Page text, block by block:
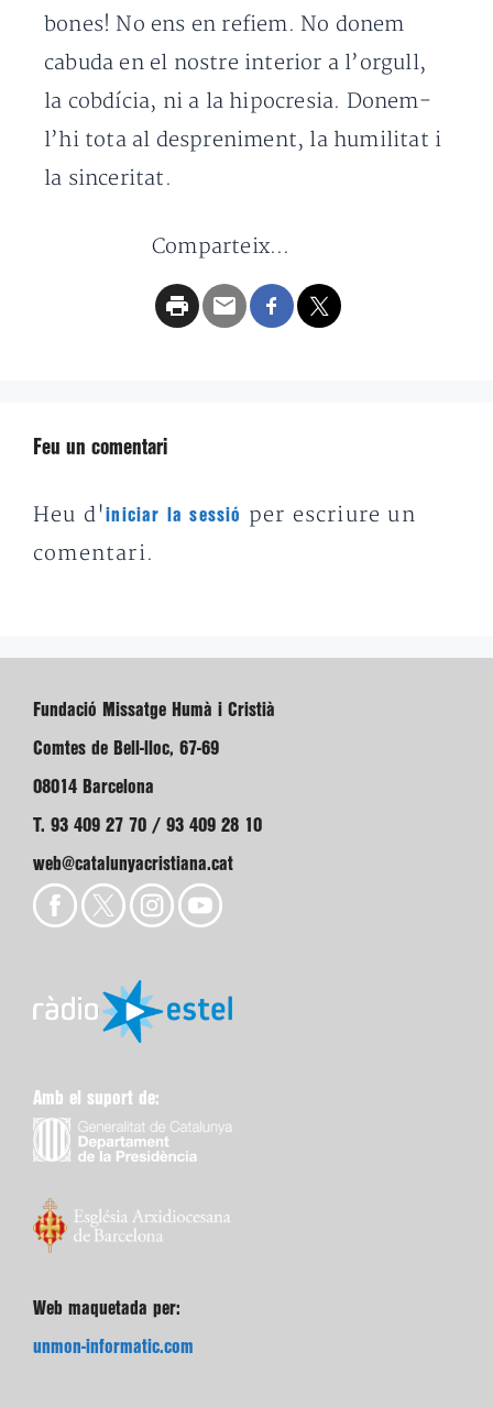
bones! No ens en refiem. No donem
cabuda en el nostre interior a l’orgull,
la cobdícia, ni a la hipocresia. Donem-
l’hi tota al despreniment, la humilitat i
la sinceritat.
Comparteix...
Feu un comentari
Heu d'iniciar la sessió
per escriure un
comentari.
Fundació Missatge Humà i Cristià
Comtes de Bell-lloc, 67-69
08014 Barcelona
T. 93 409 27 70 / 93 409 28 10
web@catalunyacristiana.cat
Amb el suport de:
Web maquetada per:
unmon-informatic.com